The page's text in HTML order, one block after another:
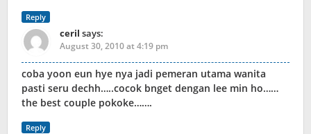
Reply
ceril says:
August 30, 2010 at 4:19 pm
coba yoon eun hye nya jadi pemeran utama wanita
pasti seru dechh…..cocok bnget dengan lee min ho……
the best couple pokoke…….
Reply